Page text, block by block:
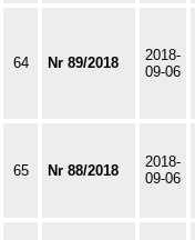
64 Nr 89/2018
2018-
09-06
65 Nr 88/2018
2018-
09-06